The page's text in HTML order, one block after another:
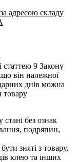
адресою складу
статтею 9 Закону
він належної
днів можна
товару
без ознак
подряпин,
зняті з товару,
клею та інших